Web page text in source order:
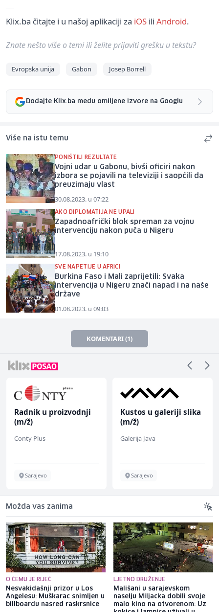
Klix.ba čitajte i u našoj aplikaciji za iOS ili Android.
Znate nešto više o temi ili želite prijaviti grešku u tekstu?
Evropska unija Gabon Josep Borrell
Dodajte Klix.ba među omiljene izvore na Googlu
Više na istu temu
PONIŠTILI REZULTATE
Vojni udar u Gabonu, bivši oficiri nakon
izbora se pojavili na televiziji i saopćili da
preuzimaju vlast
30.08.2023. u 07:22
AKO DIPLOMATIJA NE UPALI
Zapadnoafrički blok spreman za vojnu
intervenciju nakon puča u Nigeru
17.08.2023. u 19:10
SVE NAPETIJE U AFRICI
Burkina Faso i Mali zaprijetili: Svaka
intervencija u Nigeru znači napad i na naše
države
01.08.2023. u 09:03
KOMENTARI (1)
Radnik u proizvodnji
(m/ž)
Conty Plus
Sarajevo
Kustos u galeriji slika
(m/ž)
Galerija Java
Sarajevo
Možda vas zanima
O ČEMU JE RIJEČ
Nesvakidašnji prizor u Los
Angelesu: Muškarac snimljen u
billboardu nasred raskrsnice
LJETNO DRUŽENJE
Mališani u sarajevskom
naselju Miljacka dobili svoje
malo kino na otvorenom: Uz